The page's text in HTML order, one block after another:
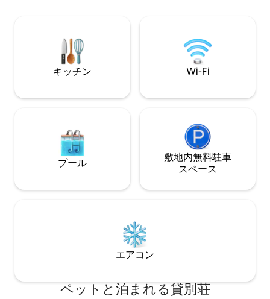
地の良いキャビンは、一日の終わりにリ
ラックスして足を伸ばすのに最適な場所
キッチン Wi-Fi
プール
敷地内無料駐⁠車
ス⁠ペ⁠ー⁠ス
エアコン
ペットと泊まれる貸別荘